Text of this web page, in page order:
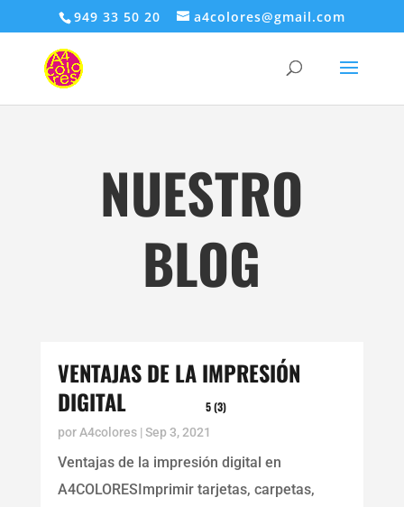
949 33 50 20 a4colores@gmail.com
NUESTRO
BLOG
VENTAJAS DE LA IMPRESIÓN
DIGITAL
5 (3)
porA4colores| Sep 3, 2021
Ventajas de la impresión digital en
A4COLORESImprimir tarjetas, carpetas,